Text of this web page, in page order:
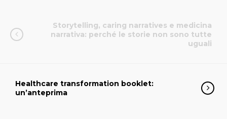
Storytelling, caring narratives e medicina
narrativa: perché le storie non sono tutte
uguali
Healthcare transformation booklet:
un’anteprima